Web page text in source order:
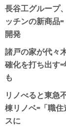
長谷工グループ
ッチンの新商品
開発
諸戸の家が代々
確化を打ち出す
も
リノべると東急
棟リノベ=「職
スに